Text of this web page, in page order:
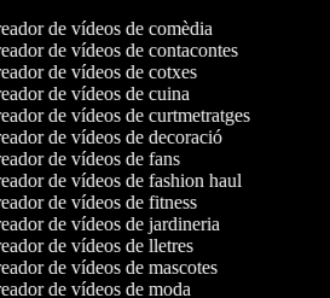
de vídeos de comèdia
de vídeos de contacontes
de vídeos de cotxes
de vídeos de cuina
de vídeos de curtmetratges
de vídeos de decoració
de vídeos de fans
de vídeos de fashion haul
de vídeos de fitness
de vídeos de jardineria
de vídeos de lletres
de vídeos de mascotes
de vídeos de moda